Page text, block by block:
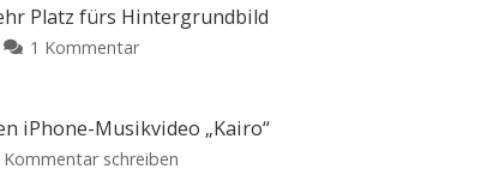
Platz fürs Hintergrundbild
1 Kommentarzu
macht
die
Uhr
iPhone-Musikvideo „Kairo“
Kommentar schreiben